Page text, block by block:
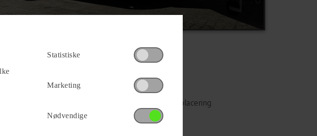
Udskriv
Del på Facebook
Campingvognens placering
Statistiske
Marketing
Nødvendige